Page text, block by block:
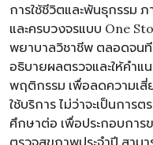
การใช้ชีวิตและพันธุกรรม
และครบวงจรแบบ One
พยาบาลวิชาชีพ ตลอดจน
อธิบายผลตรวจและให้คำแ
พฤติกรรม เพื่อลดความเสี่
ใช้บริการ ไม่ว่าจะเป็นการ
ศึกษาต่อ เพื่อประกอบกา